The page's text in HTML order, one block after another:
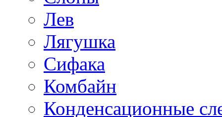
Лев
Лягушка
Сифака
Комбайн
Конденсационные